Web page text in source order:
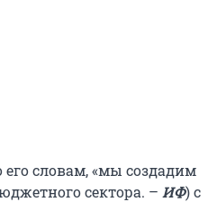
словам, «мы создадим
сектора. – ИФ) с